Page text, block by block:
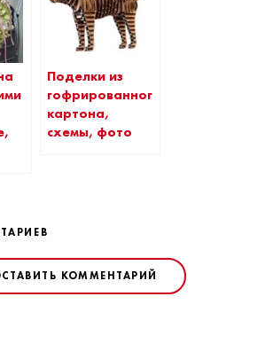
Поделки из
гофрированного
картона,
схемы, фото
КОММЕНТАРИЙ